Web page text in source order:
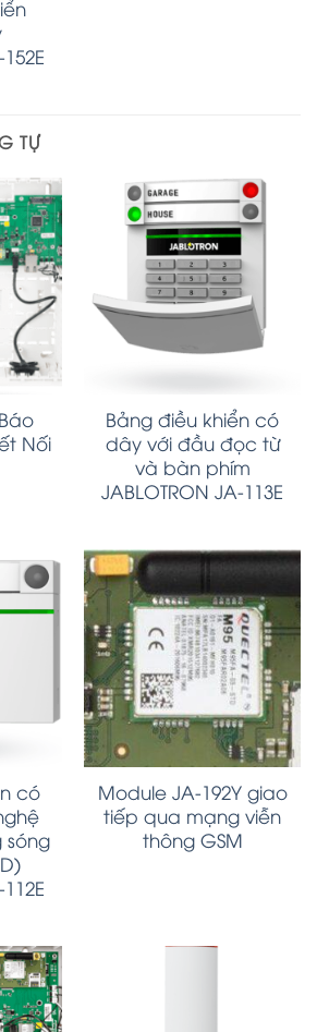
TỰ
Nối
Bảng điều khiển có
dây với đầu đọc từ
và bàn phím
JABLOTRON JA-113E
có
sóng
Module JA-192Y giao
tiếp qua mạng viễn
thông GSM